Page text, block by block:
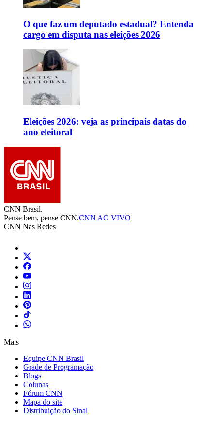
O que faz um deputado estadual? Entenda
cargo em disputa nas eleições 2026
Eleições 2026: veja as principais datas do
ano eleitoral
CNN Brasil.
Pense bem, pense CNN.CNN AO VIVO
CNN Nas Redes
Mais
Equipe CNN Brasil
Grade de Programação
Blogs
Colunas
Fórum CNN
Mapa do site
Distribuição do Sinal